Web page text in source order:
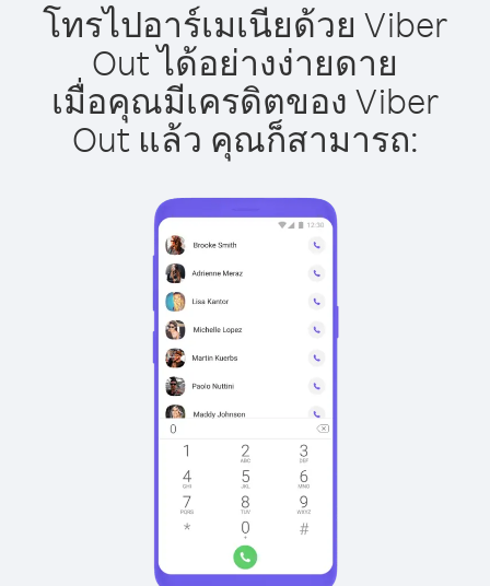
โทรไปอาร์เมเนียด้วย Viber
Out ได้อย่างง่ายดาย
เมื่อคุณมีเครดิตของ Viber
Out แล้ว คุณก็สามารถ: